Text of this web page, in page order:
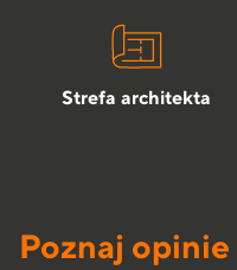
Strefa architekta
Poznaj opinie